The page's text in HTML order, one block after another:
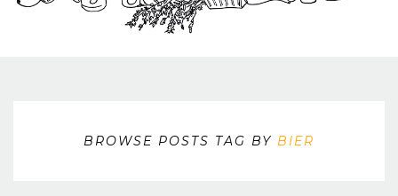
BROWSE POSTS TAG BY BIER